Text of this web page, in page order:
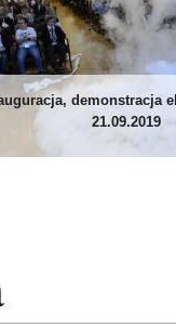
demonstracja
21.09.2019